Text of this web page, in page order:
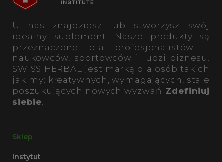
U nas znajdziesz lub stworzysz swój
idealny suplement. Nasze produkty są
przeznaczone dla profesjonalistów –
naukowców, sportowców i ludzi biznesu.
SWISS HERBAL jest marką dla osób takich
jak my: kreatywnych, wymagających, stale
poszukujących nowych wyzwań. Zdefiniuj
siebie.
Sklep
Instytut